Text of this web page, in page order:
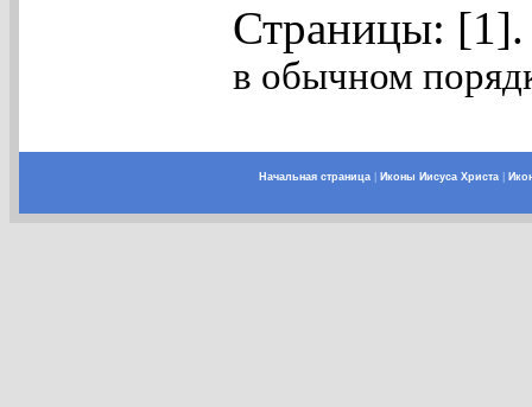
Страницы:
в обычном
Начальная страница| Иконы Иисуса Христа|